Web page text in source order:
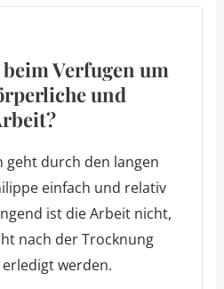
Verfugen um
und
geht durch den langen
einfach und relativ
ist die Arbeit nicht,
nach der Trocknung
werden.